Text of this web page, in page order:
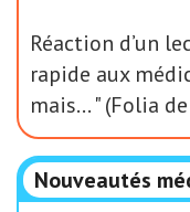
Réaction d’un
rapide aux
mais… " (Folia
Nouveautés